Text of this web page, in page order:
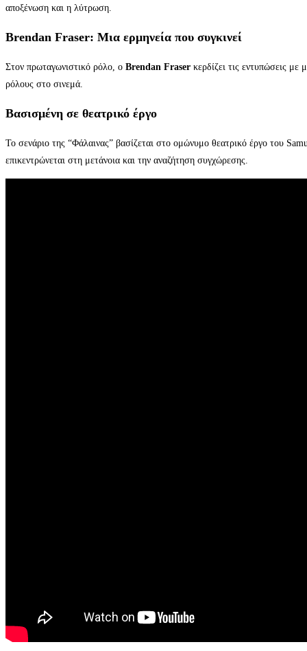
αποξένωση και η λύτρωση.
Brendan Fraser: Μια ερμηνεία που συγκινεί
Στον πρωταγωνιστικό ρόλο, ο Brendan Fraser κερδίζει τις εντυπώσεις
ρόλους στο σινεμά.
Βασισμένη σε θεατρικό έργο
Το σενάριο της “Φάλαινας” βασίζεται στο ομώνυμο θεατρικό έργο του
επικεντρώνεται στη μετάνοια και την αναζήτηση συγχώρεσης.